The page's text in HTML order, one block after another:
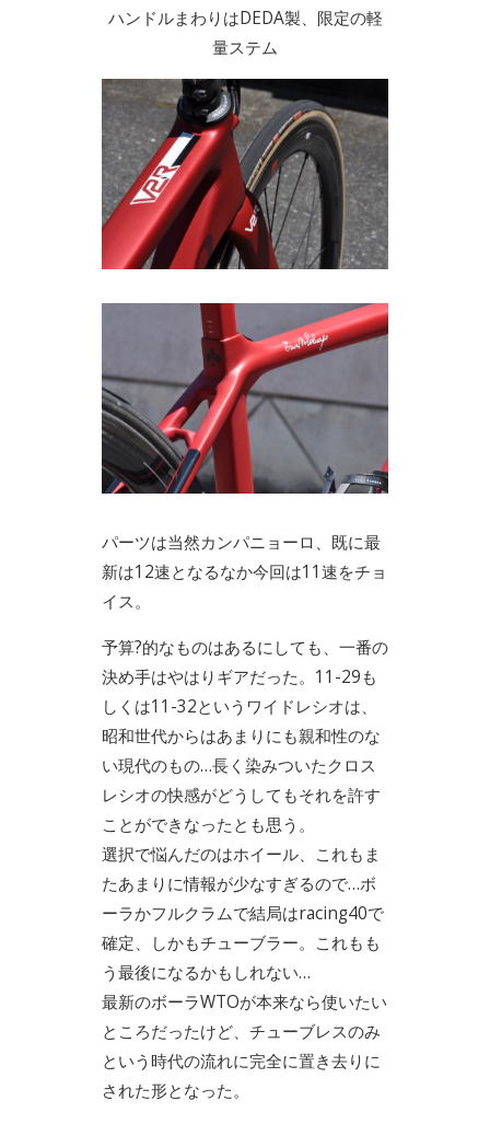
ハンドルまわりはDEDA製、限定の軽
量ステム
パーツは当然カンパニョーロ、既に最
新は12速となるなか今回は11速をチョ
イス。
予算?的なものはあるにしても、一番の
決め手はやはりギアだった。11-29も
しくは11-32というワイドレシオは、
昭和世代からはあまりにも親和性のな
い現代のもの…長く染みついたクロス
レシオの快感がどうしてもそれを許す
ことができなったとも思う。
選択で悩んだのはホイール、これもま
たあまりに情報が少なすぎるので…ボ
ーラかフルクラムで結局はracing40で
確定、しかもチューブラー。これもも
う最後になるかもしれない…
最新のボーラWTOが本来なら使いたい
ところだったけど、チューブレスのみ
という時代の流れに完全に置き去りに
された形となった。